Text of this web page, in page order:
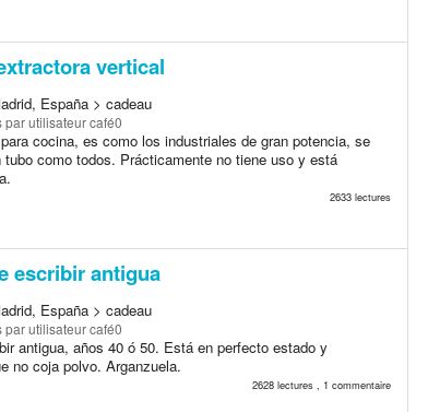
vertical
España > cadeau
par utilisateur café0
cocina, es como los industriales de gran potencia, se
como todos. Prácticamente no tiene uso y está
2633 lectures
escribir antigua
España > cadeau
par utilisateur café0
antigua, años 40 ó 50. Está en perfecto estado y
no coja polvo. Arganzuela.
2628 lectures , 1 commentaire